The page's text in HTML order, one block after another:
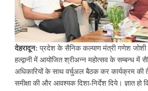
देहरादून: प्रदेश के सैनिक कल्याण मंत्री गणेश
हल्द्वानी में आयोजित श्रीअन्न महोत्सव के सम्बन्ध में
अधिकारियों के साथ वर्चुअल बैठक कर कार्यक्रम की
समीक्षा की और आवश्यक दिशा-निर्देश दिये। ज्ञात